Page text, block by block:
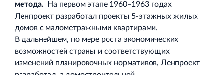
метода.
На первом этапе 1960–1963 годах
Ленпроект разработал проекты 5‐этажных жилых
домов с малометражными квартирами.
В дальнейшем, по мере роста экономических
возможностей страны и соответствующих
изменений планировочных нормативов, Ленпроект